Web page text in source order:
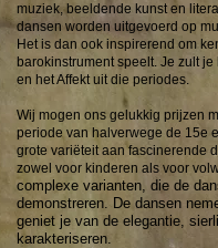
muziek, beeldende kunst en
dansen worden uitgevoerd op
Het is dan ook inspirerend om
barokinstrument speelt. Je zult
en het Affekt uit die periodes.
Wij mogen ons gelukkig prijzen
periode van halverwege de 15e
grote variëteit aan fascinerende
zowel voor kinderen als voor
complexe varianten, die de
demonstreren. De dansen
geniet je van de elegantie,
karakteriseren.